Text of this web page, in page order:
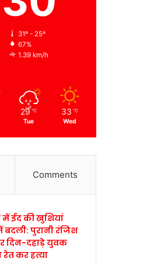
31º - 25º
67%
1.39 km/h
29 ℃
Tue
33 ℃
Wed
Comments
ईद की खुशियां
पुरानी रंजिश
दिन-दहाड़े युवक
कर हत्या